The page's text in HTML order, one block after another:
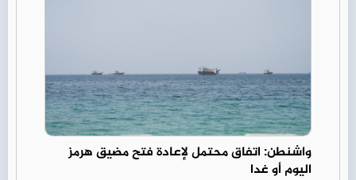
واشنطن: اتفاق محتمل لإعادة فتح مضيق هرمز
اليوم أو غدا